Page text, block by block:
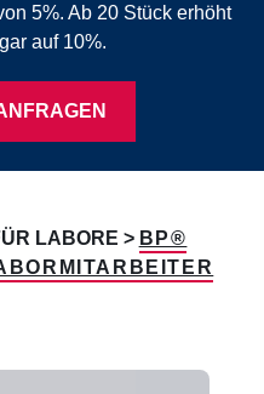
5%. Ab 20 Stück erhöht
auf 10%.
LABORE > BP®